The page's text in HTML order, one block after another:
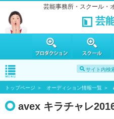
芸能事務所・スクール・
芸
トップページ オーディション情報一覧
avex キラチャレ